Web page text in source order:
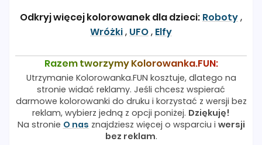
Odkryj więcej kolorowanek dla dzieci: Roboty,
Wróżki, UFO, Elfy
Razem tworzymy Kolorowanka.FUN:
Utrzymanie Kolorowanka.FUN kosztuje, dlatego na
stronie widać reklamy. Jeśli chcesz wspierać
darmowe kolorowanki do druku i korzystać z wersji bez
reklam, wybierz jedną z opcji poniżej. Dziękuję!
Na stronie O nas znajdziesz więcej o wsparciu i wersji
bez reklam.